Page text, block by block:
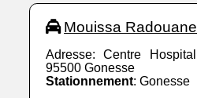
Mouissa Radouane
Adresse: Centre
95500 Gonesse
Stationnement: Gonesse